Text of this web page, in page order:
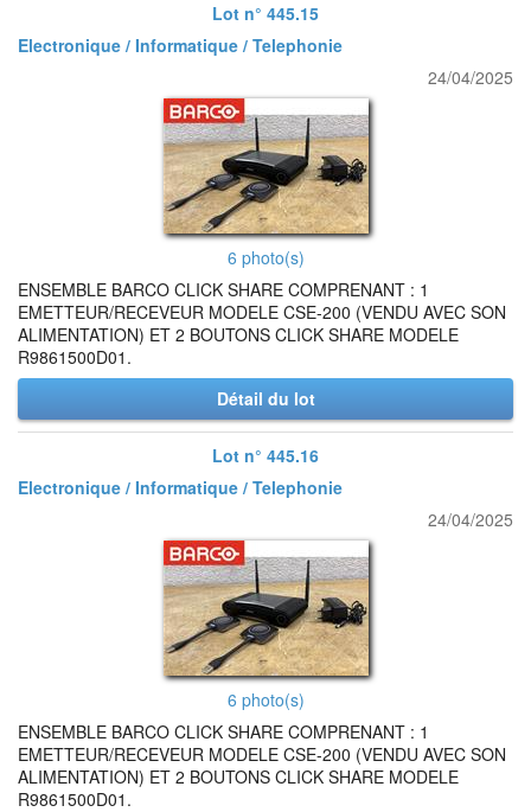
Lot n° 445.15
Electronique / Informatique / Telephonie
24/04/2025
6 photo(s)
ENSEMBLE BARCO CLICK SHARE COMPRENANT : 1
EMETTEUR/RECEVEUR MODELE CSE-200 (VENDU AVEC SON
ALIMENTATION) ET 2 BOUTONS CLICK SHARE MODELE
R9861500D01.
Détail du lot
Lot n° 445.16
Electronique / Informatique / Telephonie
24/04/2025
6 photo(s)
ENSEMBLE BARCO CLICK SHARE COMPRENANT : 1
EMETTEUR/RECEVEUR MODELE CSE-200 (VENDU AVEC SON
ALIMENTATION) ET 2 BOUTONS CLICK SHARE MODELE
R9861500D01.